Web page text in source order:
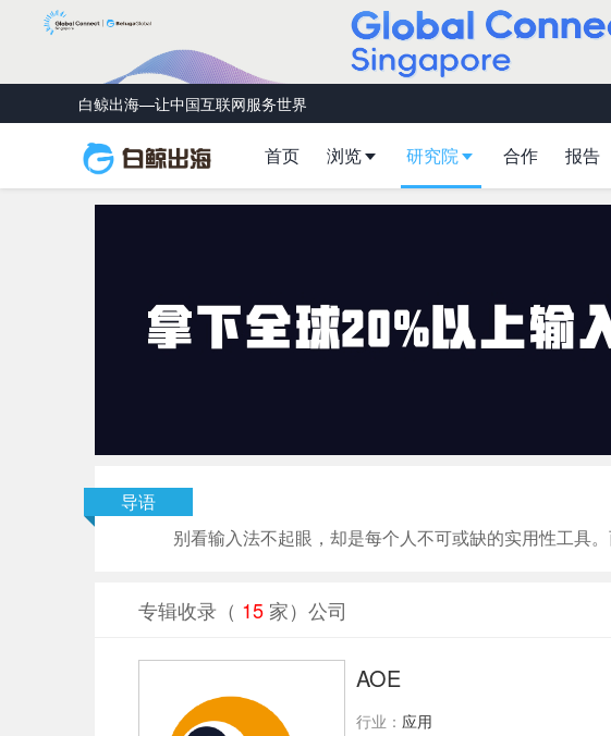
白鲸出海—让中国互联网服务世界
首页 浏览 研究院 合作 报告
导语
别看输入法不起眼，却是每个人不可或缺的实用性工具
专辑收录（ 15 家）公司
AOE
行业： 应用